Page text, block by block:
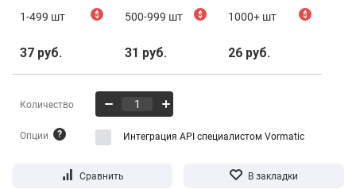
1-499 шт $
37 руб.
500-999 шт $
31 руб.
1000+ шт $
26 руб.
Количество
Опции ? Интеграция API специалистом Vormatic